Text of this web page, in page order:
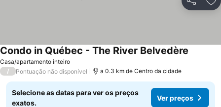
Partilhar
Casa/apartamento inteiro
Condo in Québec - The River Belvedère
/ Pontuação não disponível a 0.3 km de Centro da cidade
Selecione as datas para ver os preços
exatos.
Ver preços